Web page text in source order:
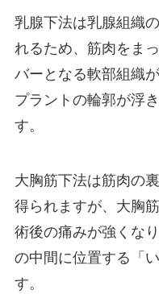
乳腺下法は乳腺組織
れるため、筋肉をま
バーとなる軟部組織
プラントの輪郭が浮
す。
大胸筋下法は筋肉の
得られますが、大胸
術後の痛みが強くな
の中間に位置する「
す。